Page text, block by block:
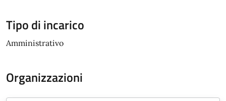
Tipo di incarico
Amministrativo
Organizzazioni